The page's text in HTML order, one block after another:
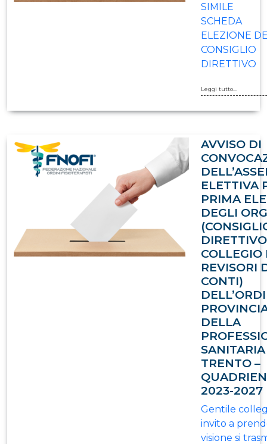
SIMILE
SCHEDA
ELEZIONE
CONSIGLIO
DIRETTIVO
Leggi tutto...
AVVISO DI
ELETTIVA
PRIMA
DEGLI
COLLEGIO
REVISORI
CONTI)
DELLA
TRENTO –
2023-2027
Gentile
invito a
visione si